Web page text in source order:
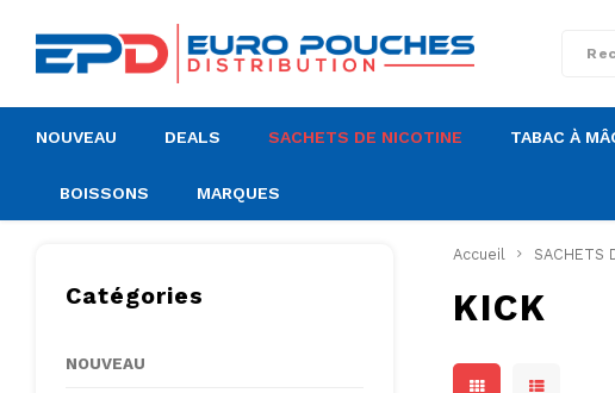
NOUVEAU DEALS SACHETS DE NICOTINE TABAC À
BOISSONS MARQUES
Catégories
NOUVEAU
Accueil SACHETS
KICK